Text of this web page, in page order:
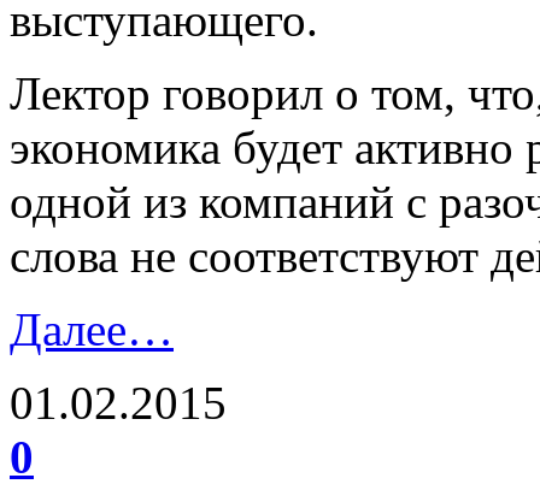
выступающего.
Лектор говорил о том,
экономика будет активно
одной из компаний с
слова не соответствуют
Далее…
01.02.2015
0